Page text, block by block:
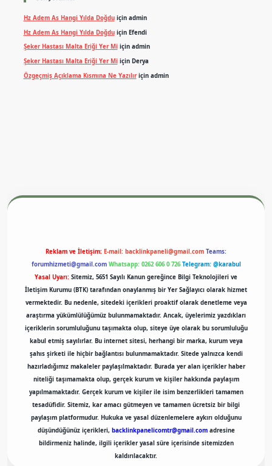
Hz Adem As Hangi Yılda Doğduiçin admin
Hz Adem As Hangi Yılda Doğduiçin Efendi
Şeker Hastası Malta Eriği Yer Miiçin admin
Şeker Hastası Malta Eriği Yer Miiçin Derya
Özgeçmiş Açıklama Kısmına Ne Yazılıriçin admin
Reklam ve İletişim: E-mail: backlinkpaneli@gmail.com Teams:
forumhizmeti@gmail.com Whatsapp: 0262 606 0 726 Telegram: @karabul
Yasal Uyarı: Sitemiz, 5651 Sayılı Kanun gereğince Bilgi Teknolojileri ve
İletişim Kurumu (BTK) tarafından onaylanmış bir Yer Sağlayıcı olarak hizmet
vermektedir. Bu nedenle, sitedeki içerikleri proaktif olarak denetleme veya
araştırma yükümlülüğümüz bulunmamaktadır. Ancak, üyelerimiz yazdıkları
içeriklerin sorumluluğunu taşımakta olup, siteye üye olarak bu sorumluluğu
kabul etmiş sayılırlar. Bu internet sitesi, herhangi bir marka, kurum veya
şahıs şirketi ile hiçbir bağlantısı bulunmamaktadır. Sitede yalnızca kendi
hazırladığımız makaleler paylaşılmaktadır. Burada yer alan içerikler haber
niteliği taşımamakta olup, gerçek kurum ve kişiler hakkında paylaşım
yapılmamaktadır. Gerçek kurum ve kişiler ile isim benzerlikleri tamamen
tesadüfidir. Sitemiz, kar amacı gütmeyen ve tamamen ücretsiz bir bilgi
paylaşım platformudur. Hukuka ve yasal düzenlemelere aykırı olduğunu
düşündüğünüz içerikleri, backlinkpanelicomtr@gmail.comadresine
bildirmeniz halinde, ilgili içerikler yasal süre içerisinde sitemizden
kaldırılacaktır.